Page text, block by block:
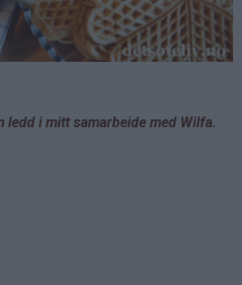
ledd i mitt samarbeide med Wilfa.